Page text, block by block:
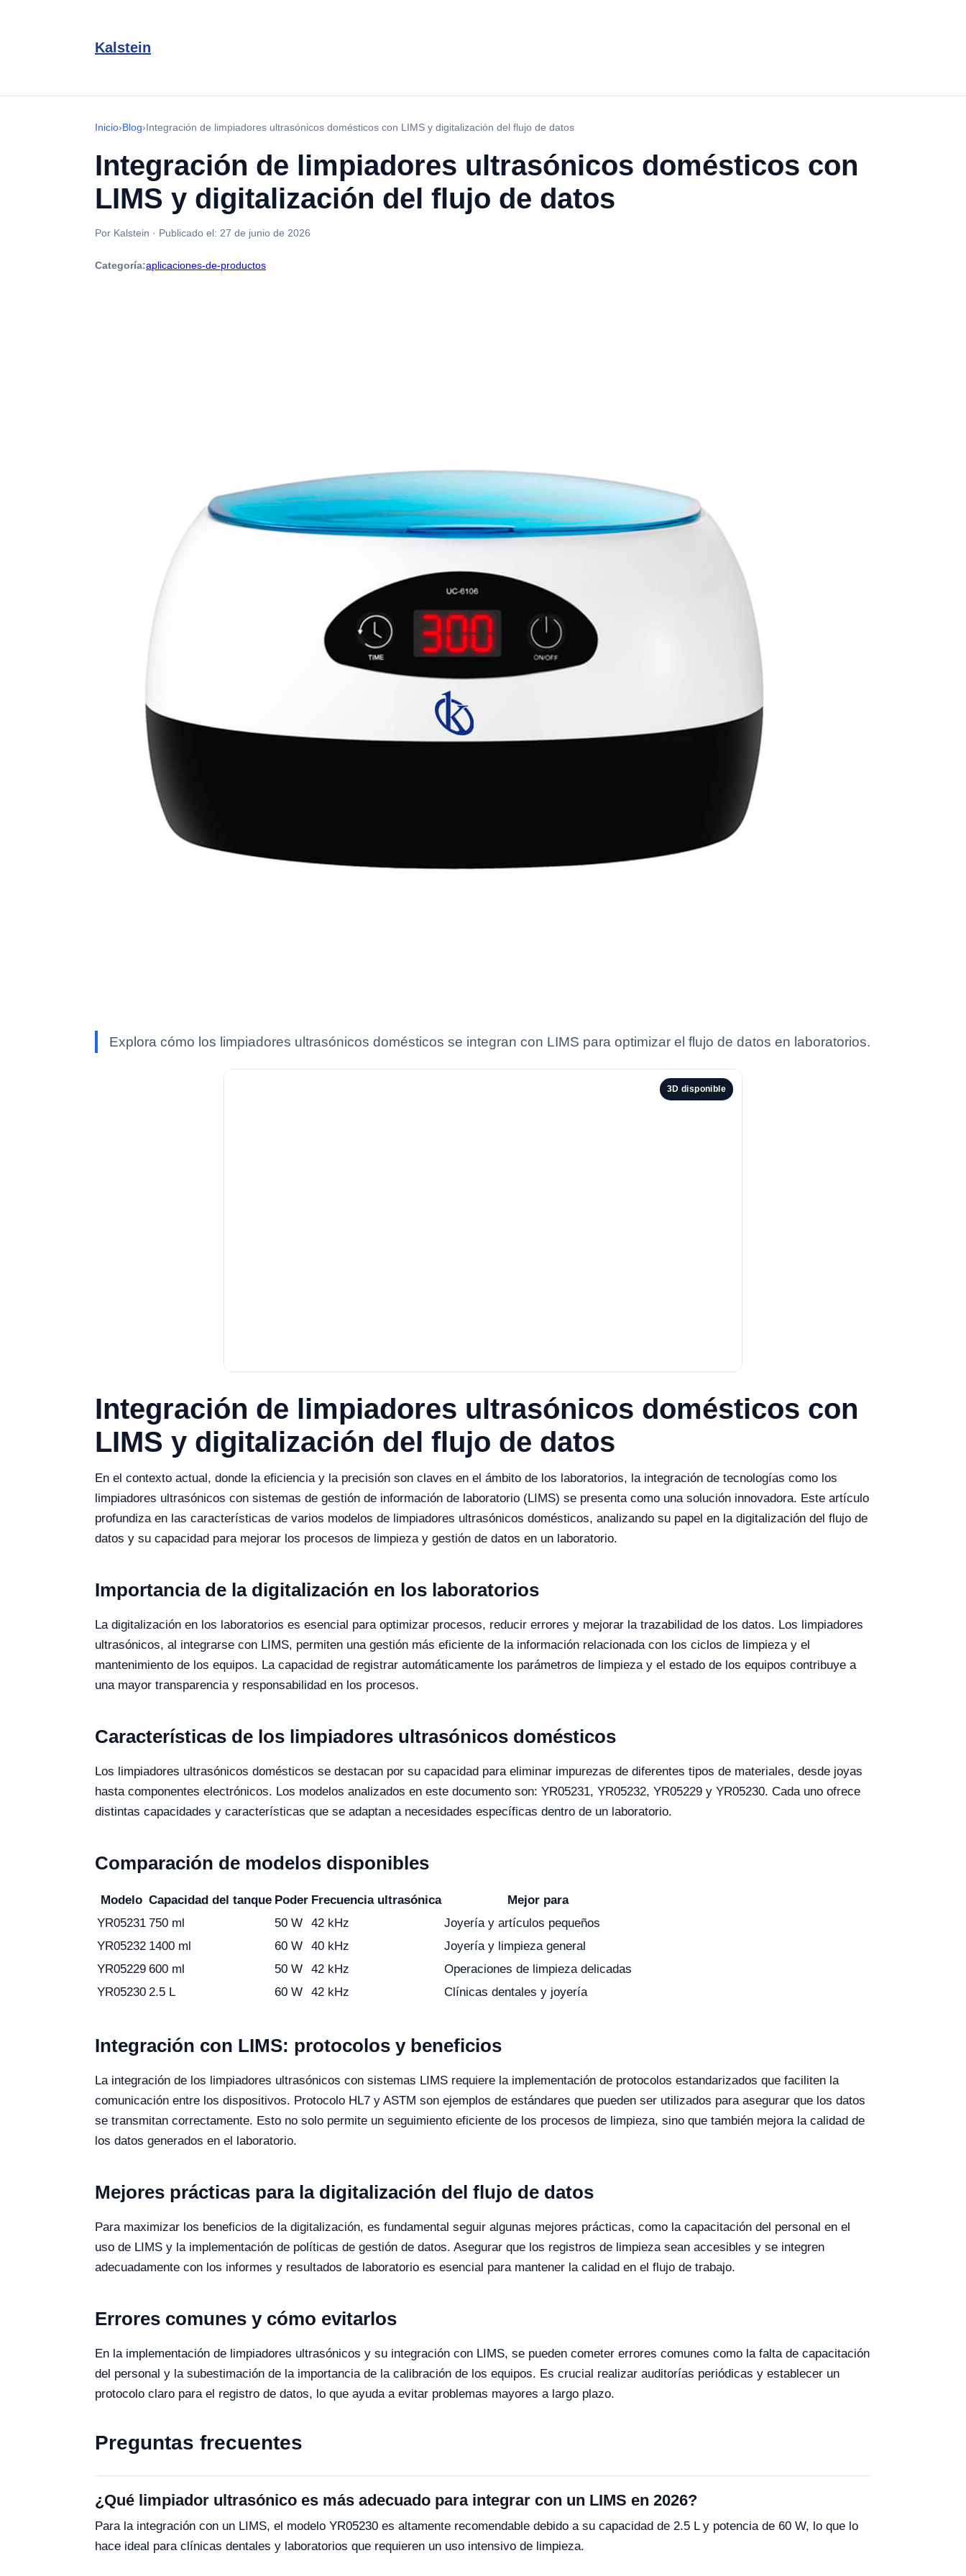
Kalstein
Inicio›Blog›Integración de limpiadores ultrasónicos domésticos con LIMS y digitalización del flujo de datos
Integración de limpiadores ultrasónicos domésticos con
LIMS y digitalización del flujo de datos
Por Kalstein · Publicado el: 27 de junio de 2026
Categoría:aplicaciones-de-productos
Explora cómo los limpiadores ultrasónicos domésticos se integran con LIMS para optimizar el flujo de datos en laboratorios.
3D disponible
Integración de limpiadores ultrasónicos domésticos con
LIMS y digitalización del flujo de datos
En el contexto actual, donde la eficiencia y la precisión son claves en el ámbito de los laboratorios, la integración de tecnologías como los
limpiadores ultrasónicos con sistemas de gestión de información de laboratorio (LIMS) se presenta como una solución innovadora. Este artículo
profundiza en las características de varios modelos de limpiadores ultrasónicos domésticos, analizando su papel en la digitalización del flujo de
datos y su capacidad para mejorar los procesos de limpieza y gestión de datos en un laboratorio.
Importancia de la digitalización en los laboratorios
La digitalización en los laboratorios es esencial para optimizar procesos, reducir errores y mejorar la trazabilidad de los datos. Los limpiadores
ultrasónicos, al integrarse con LIMS, permiten una gestión más eficiente de la información relacionada con los ciclos de limpieza y el
mantenimiento de los equipos. La capacidad de registrar automáticamente los parámetros de limpieza y el estado de los equipos contribuye a
una mayor transparencia y responsabilidad en los procesos.
Características de los limpiadores ultrasónicos domésticos
Los limpiadores ultrasónicos domésticos se destacan por su capacidad para eliminar impurezas de diferentes tipos de materiales, desde joyas
hasta componentes electrónicos. Los modelos analizados en este documento son: YR05231, YR05232, YR05229 y YR05230. Cada uno ofrece
distintas capacidades y características que se adaptan a necesidades específicas dentro de un laboratorio.
Comparación de modelos disponibles
Modelo Capacidad del tanque Poder Frecuencia ultrasónica
Mejor para
YR05231 750 ml 50 W 42 kHz
Joyería y artículos pequeños
YR05232 1400 ml 60 W 40 kHz
Joyería y limpieza general
YR05229 600 ml 50 W 42 kHz
Operaciones de limpieza delicadas
YR05230 2.5 L 60 W 42 kHz Clínicas dentales y joyería
Integración con LIMS: protocolos y beneficios
La integración de los limpiadores ultrasónicos con sistemas LIMS requiere la implementación de protocolos estandarizados que faciliten la
comunicación entre los dispositivos. Protocolo HL7 y ASTM son ejemplos de estándares que pueden ser utilizados para asegurar que los datos
se transmitan correctamente. Esto no solo permite un seguimiento eficiente de los procesos de limpieza, sino que también mejora la calidad de
los datos generados en el laboratorio.
Mejores prácticas para la digitalización del flujo de datos
Para maximizar los beneficios de la digitalización, es fundamental seguir algunas mejores prácticas, como la capacitación del personal en el
uso de LIMS y la implementación de políticas de gestión de datos. Asegurar que los registros de limpieza sean accesibles y se integren
adecuadamente con los informes y resultados de laboratorio es esencial para mantener la calidad en el flujo de trabajo.
Errores comunes y cómo evitarlos
En la implementación de limpiadores ultrasónicos y su integración con LIMS, se pueden cometer errores comunes como la falta de capacitación
del personal y la subestimación de la importancia de la calibración de los equipos. Es crucial realizar auditorías periódicas y establecer un
protocolo claro para el registro de datos, lo que ayuda a evitar problemas mayores a largo plazo.
Preguntas frecuentes
¿Qué limpiador ultrasónico es más adecuado para integrar con un LIMS en 2026?
Para la integración con un LIMS, el modelo YR05230 es altamente recomendable debido a su capacidad de 2.5 L y potencia de 60 W, lo que lo
hace ideal para clínicas dentales y laboratorios que requieren un uso intensivo de limpieza.